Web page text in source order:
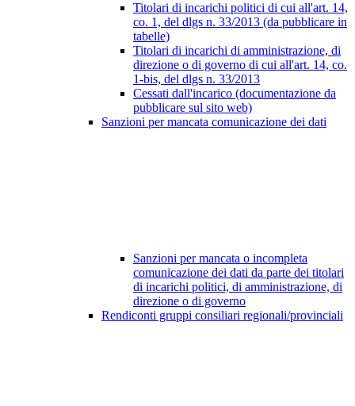
Titolari di incarichi politici di cui all'art. 14,
co. 1, del dlgs n. 33/2013 (da pubblicare in
tabelle)
Titolari di incarichi di amministrazione, di
direzione o di governo di cui all'art. 14, co.
1-bis, del dlgs n. 33/2013
Cessati dall'incarico (documentazione da
pubblicare sul sito web)
Sanzioni per mancata comunicazione dei dati
Sanzioni per mancata o incompleta
comunicazione dei dati da parte dei titolari
di incarichi politici, di amministrazione, di
direzione o di governo
Rendiconti gruppi consiliari regionali/provinciali